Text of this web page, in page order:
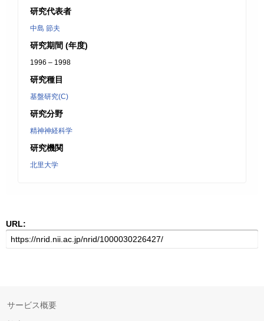
研究代表者
中島 節夫
研究期間 (年度)
1996 – 1998
研究種目
基盤研究(C)
研究分野
精神神経科学
研究機関
北里大学
URL:
サービス概要